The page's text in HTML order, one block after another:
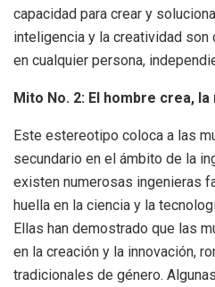
capacidad para crear y
inteligencia y la creatividad son
en cualquier persona,
Mito No. 2: El hombre crea,
Este estereotipo coloca a las
secundario en el ámbito de la
existen numerosas ingenieras
huella en la ciencia y la
Ellas han demostrado que las
en la creación y la innovación,
tradicionales de género.